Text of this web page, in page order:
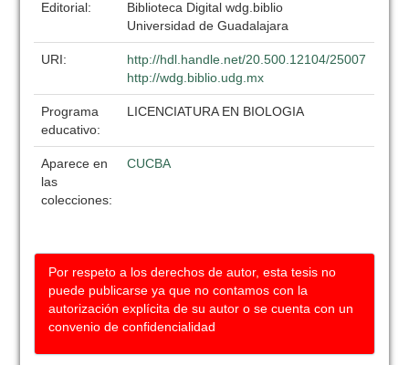
Editorial:
Biblioteca Digital wdg.biblio
Universidad de Guadalajara
URI:
http://hdl.handle.net/20.500.12104/25007
http://wdg.biblio.udg.mx
Programa
educativo:
LICENCIATURA EN BIOLOGIA
Aparece en
las
colecciones:
CUCBA
Por respeto a los derechos de autor, esta tesis no
puede publicarse ya que no contamos con la
autorización explícita de su autor o se cuenta con un
convenio de confidencialidad